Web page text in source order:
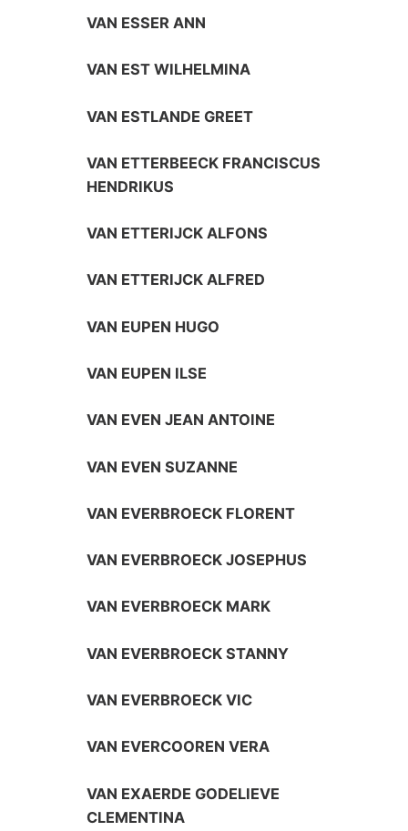
VAN ESSER ANN
VAN EST WILHELMINA
VAN ESTLANDE GREET
VAN ETTERBEECK FRANCISCUS
HENDRIKUS
VAN ETTERIJCK ALFONS
VAN ETTERIJCK ALFRED
VAN EUPEN HUGO
VAN EUPEN ILSE
VAN EVEN JEAN ANTOINE
VAN EVEN SUZANNE
VAN EVERBROECK FLORENT
VAN EVERBROECK JOSEPHUS
VAN EVERBROECK MARK
VAN EVERBROECK STANNY
VAN EVERBROECK VIC
VAN EVERCOOREN VERA
VAN EXAERDE GODELIEVE
CLEMENTINA